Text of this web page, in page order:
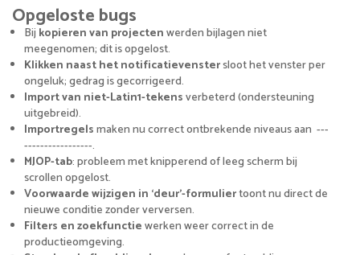
Opgeloste bugs
Bij kopieren van projectenwerden bijlagen niet
meegenomen; dit is opgelost.
Klikken naast het notificatievenstersloot het venster per
ongeluk; gedrag is gecorrigeerd.
Import van niet-Latin1-tekensverbeterd (ondersteuning
uitgebreid).
Importregelsmaken nu correct ontbrekende niveaus aan ---
-----------------.
MJOP-tab: probleem met knipperend of leeg scherm bij
scrollen opgelost.
Voorwaarde wijzigen in ‘deur’-formuliertoont nu direct de
nieuwe conditie zonder verversen.
Filters en zoekfunctiewerken weer correct in de
productieomgeving.